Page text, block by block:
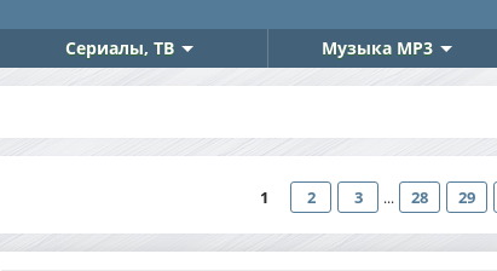
Сериалы, ТВ Музыка MP3
1 2 3 ... 28 29